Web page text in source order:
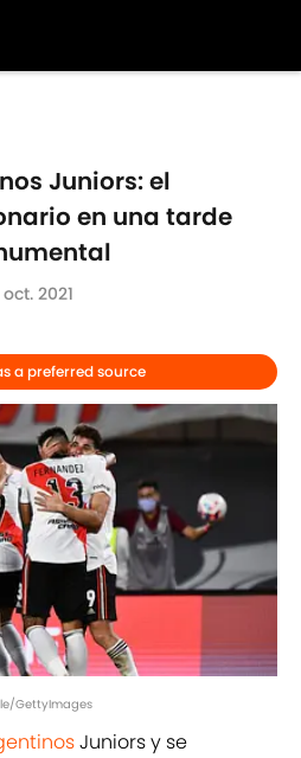
Juniors: el
en una tarde
2021
a preferred source
GettyImages
Juniors y se